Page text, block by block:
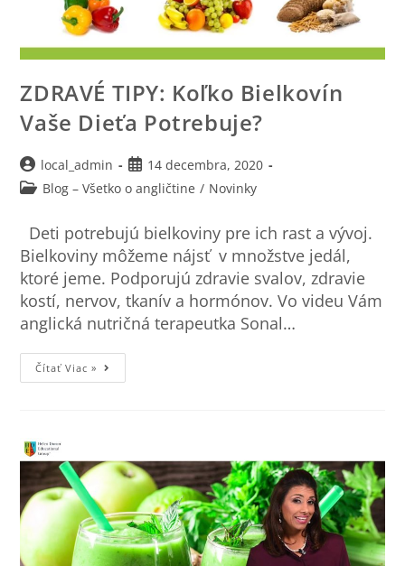
ZDRAVÉ TIPY: Koľko Bielkovín
Vaše Dieťa Potrebuje?
local_admin
14 decembra, 2020
Blog – Všetko o angličtine / Novinky
Deti potrebujú bielkoviny pre ich rast a vývoj.
Bielkoviny môžeme nájsť v množstve jedál,
ktoré jeme. Podporujú zdravie svalov, zdravie
kostí, nervov, tkanív a hormónov. Vo videu Vám
anglická nutričná terapeutka Sonal…
Čítať Viac »